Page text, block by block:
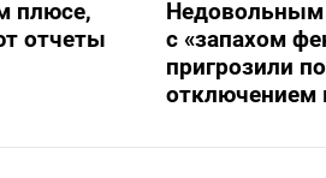
плюсе,
отчеты
с «запахом
пригрозили
отключением